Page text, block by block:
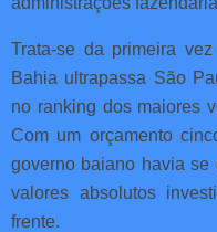
Trata-se da primeira
Bahia ultrapassa São
no ranking dos maiores
Com um orçamento
governo baiano havia
valores absolutos
frente.